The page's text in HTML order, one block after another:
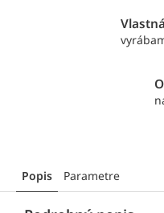
Popis Parametre